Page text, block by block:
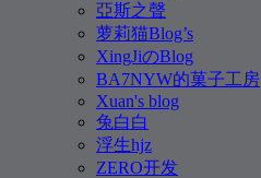
亞斯之聲
萝莉猫Blog’s
XingJiのBlog
BA7NYW的菓子工房
Xuan's blog
兔白白
浮生hjz
ZERO开发